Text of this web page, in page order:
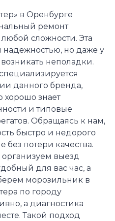
в Оренбурге
ремонт
сложности. Эта
надежностью, но даже у
неполадки.
данного бренда,
хорошо знает
и типовые
Обращаясь к нам,
быстро и недорого
без потери качества.
выезд
для вас час, а
морозильник в
по городу
а диагностика
Такой подход